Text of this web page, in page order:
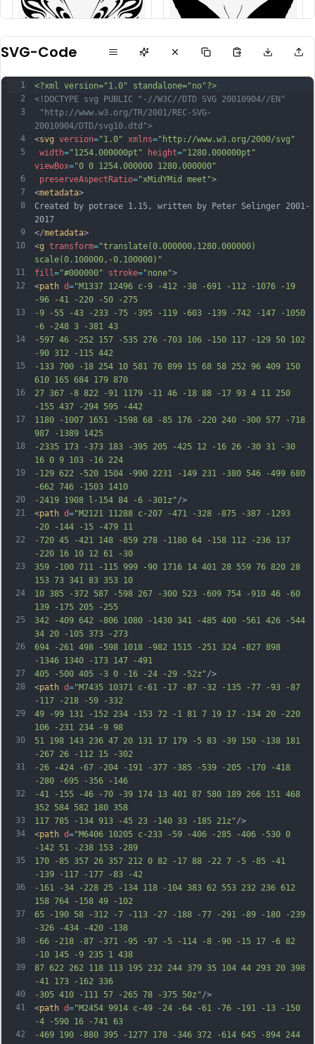
SVG-Code
1
2
3
4
5
6
7
8
9
10
11
12
13
14
15
16
17
18
19
20
21
22
23
24
25
26
27
28
29
30
31
32
33
34
35
36
37
38
39
40
41
42
<?xml version="1.0" standalone="no"?>
<!DOCTYPE svg PUBLIC "-//W3C//DTD SVG 20010904//EN"
"http://www.w3.org/TR/2001/REC-SVG-
20010904/DTD/svg10.dtd">
<svg version="1.0" xmlns="http://www.w3.org/2000/svg"
width="1254.000000pt" height="1280.000000pt"
viewBox="0 0 1254.000000 1280.000000"
preserveAspectRatio="xMidYMid meet">
<metadata>
Created by potrace 1.15, written by Peter Selinger 2001-
2017
</metadata>
<g transform="translate(0.000000,1280.000000)
scale(0.100000,-0.100000)"
fill ="#000000" stroke="none">
<path d="M1337 12496 c-9 -412 -38 -691 -112 -1076 -19
-96 -41 -220 -50 -275
-9 -55 -43 -233 -75 -395 -119 -603 -139 -742 -147 -1050
-6 -248 3 -381 43
-597 46 -252 157 -535 276 -703 106 -150 117 -129 50 102
-90 312 -115 442
-133 700 -18 254 10 581 76 899 15 68 58 252 96 409 150
610 165 684 179 870
27 367 -8 822 -91 1179 -11 46 -18 88 -17 93 4 11 250
-155 437 -294 595 -442
1180 -1007 1651 -1598 68 -85 176 -220 240 -300 577 -718
987 -1389 1425
-2335 173 -373 183 -395 205 -425 12 -16 26 -30 31 -30
16 0 9 103 -16 224
-129 622 -520 1504 -990 2231 -149 231 -380 546 -499 680
-662 746 -1503 1410
-2419 1908 l-154 84 -6 -301z"/>
<path d="M2121 11288 c-207 -471 -328 -875 -387 -1293
-20 -144 -15 -479 11
-720 45 -421 148 -859 278 -1180 64 -158 112 -236 137
-220 16 10 12 61 -30
359 -100 711 -115 999 -90 1716 14 401 28 559 76 820 28
153 73 341 83 353 10
10 385 -372 587 -598 267 -300 523 -609 754 -910 46 -60
139 -175 205 -255
342 -409 642 -806 1080 -1430 341 -485 400 -561 426 -544
34 20 -105 373 -273
694 -261 498 -598 1018 -982 1515 -251 324 -827 898
-1346 1340 -173 147 -491
405 -500 405 -3 0 -16 -24 -29 -52z"/>
<path d="M7435 10371 c-61 -17 -87 -32 -135 -77 -93 -87
-117 -218 -59 -332
49 -99 131 -152 234 -153 72 -1 81 7 19 17 -134 20 -220
106 -231 234 -9 98
51 198 143 236 47 20 131 17 179 -5 83 -39 150 -138 181
-267 26 -112 15 -302
-26 -424 -67 -204 -191 -377 -385 -539 -205 -170 -418
-280 -695 -356 -146
-41 -155 -46 -70 -39 174 13 401 87 580 189 266 151 468
352 584 582 180 358
117 785 -134 913 -45 23 -140 33 -185 21z"/>
<path d="M6406 10205 c-233 -59 -406 -285 -406 -530 0
-142 51 -238 153 -289
170 -85 357 26 357 212 0 82 -17 88 -22 7 -5 -85 -41
-139 -117 -177 -83 -42
-161 -34 -228 25 -134 118 -104 383 62 553 232 236 612
158 764 -158 49 -102
65 -190 58 -312 -7 -113 -27 -188 -77 -291 -89 -180 -239
-326 -434 -420 -138
-66 -218 -87 -371 -95 -97 -5 -114 -8 -90 -15 17 -6 82
-10 145 -9 235 1 438
87 622 262 118 113 195 232 244 379 35 104 44 293 20 398
-41 173 -162 336
-305 410 -111 57 -265 78 -375 50z"/>
<path d="M2454 9914 c-49 -24 -64 -61 -76 -191 -13 -150
-4 -590 16 -741 63
-469 190 -880 395 -1277 178 -346 372 -614 645 -894 244